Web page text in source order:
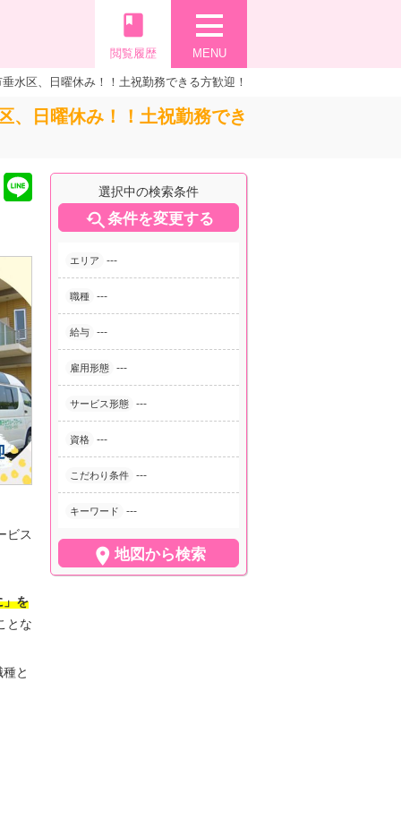
MENU
book
閲覧履歴
水区、日曜休み！！土祝勤務できる方歓迎！
、日曜休み！！土祝勤務でき
選択中の検索条件
条件を変更する
エリア ---
職種 ---
給与 ---
雇用形態 ---
サービス形態 ---
資格 ---
こだわり条件 ---
キーワード ---
 地図から検索
ビス
」を
とな
と